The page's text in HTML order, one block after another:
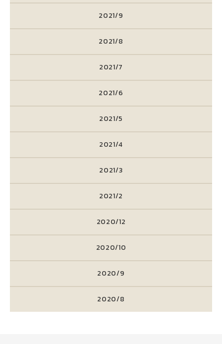
2021/9
2021/8
2021/7
2021/6
2021/5
2021/4
2021/3
2021/2
2020/12
2020/10
2020/9
2020/8